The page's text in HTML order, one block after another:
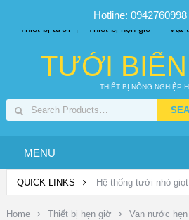
SP PHUN SƯƠNG GIÁ TỐT
Thiết bị tưới
Thiết bị hẹn giờ Vật
TƯỚI
THIẾT BỊ NÔNG NGHIỆP
MENU
QUICK LINKS Hệ thống tưới nhỏ giọt
Home Thiết bị hẹn giờ Van nước
Hotline: 0942760998